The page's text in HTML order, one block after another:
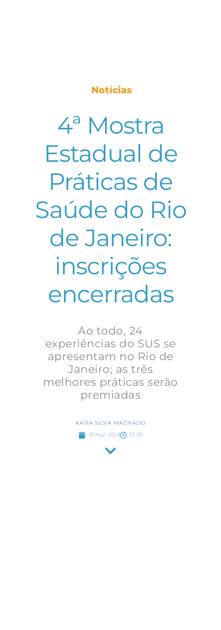
Notícias
4ª Mostra
Estadual de
Práticas de
Saúde do Rio
de Janeiro:
inscrições
encerradas
Ao todo, 24
experiências do SUS se
apresentam no Rio de
Janeiro; as três
melhores práticas serão
premiadas
KATIA SILVA MACHADO
18 mar 2024 07:00